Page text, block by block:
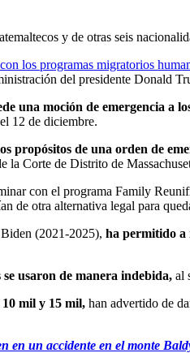
y de otras seis
con los programas migratorios
del presidente Donald
una moción de emergencia a
12 de diciembre.
propósitos de una orden de
la Corte de Distrito de
con el programa Family
de otra alternativa legal para
(2021-2025), ha permitido a
se usaron de manera indebida, al
mil y 15 mil, han advertido de
en un accidente en el monte